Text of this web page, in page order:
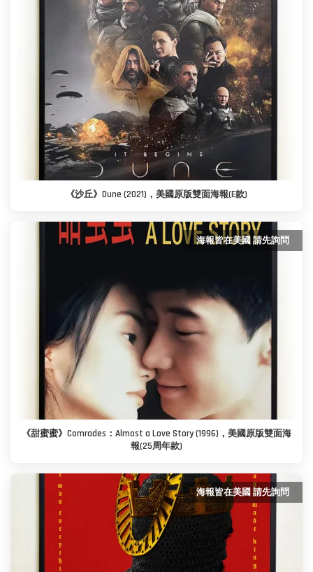
《沙丘》Dune (2021)，美國原版雙面海報(E款)
海報皆在美國 請先詢問
《甜蜜蜜》Comrades：Almost a Love Story (1996)，美國原版雙面海
報(25周年款)
海報皆在美國 請先詢問